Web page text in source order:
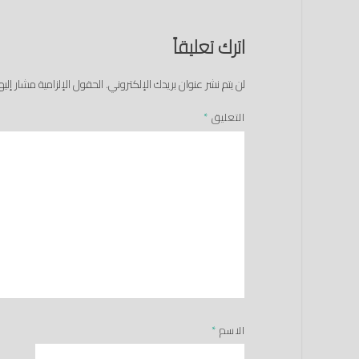
اترك تعليقاً
لن يتم نشر عنوان بريدك الإلكتروني.الحقول الإلزامية مشار
التعليق *
الاسم *